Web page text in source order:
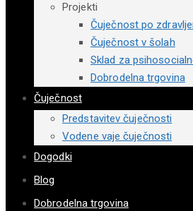
Projekti
Čuječnost po
Čuječnost v šolah
Sklad za
Dobrodelna trgovina
Čuječnost
Predstavitev čuječnosti
Vodene vaje čuječnosti
Dogodki
Blog
Dobrodelna trgovina